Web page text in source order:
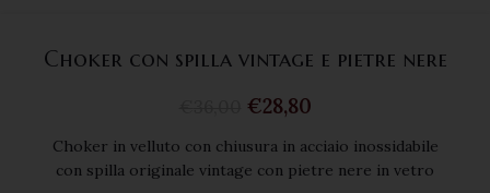
Choker con spilla vintage e pietre nere
€28,80
Choker in velluto con chiusura in acciaio inossidabile
con spilla originale vintage con pietre nere in vetro